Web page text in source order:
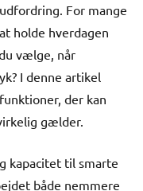
For mange
holde hverdagen
vælge, når
I denne artikel
der kan
gælder.
kapacitet til smarte
både nemmere